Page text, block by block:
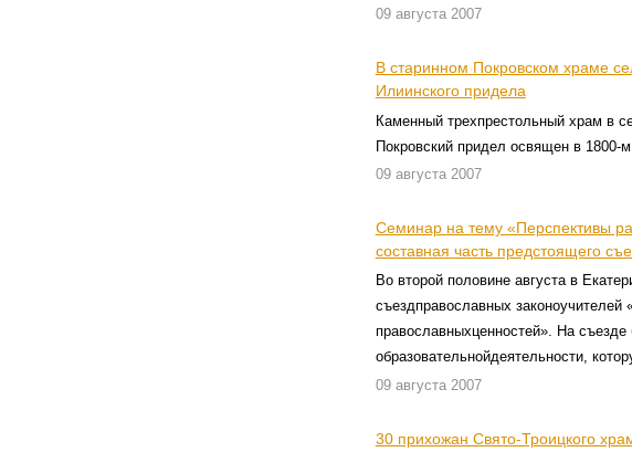
09 августа 2007
В старинном Покровском храме
Илиинского придела
Каменный трехпрестольный храм в
Покровский придел освящен в 1800-м
09 августа 2007
Семинар на тему «Перспективы
составная часть предстоящего
Во второй половине августа в
съездправославных законоучителей
православныхценностей». На
образовательнойдеятельности,
09 августа 2007
30 прихожан Свято-Троицкого